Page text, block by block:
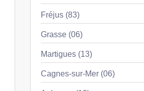
Fréjus (83)
Grasse (06)
Martigues (13)
Cagnes-sur-Mer (06)